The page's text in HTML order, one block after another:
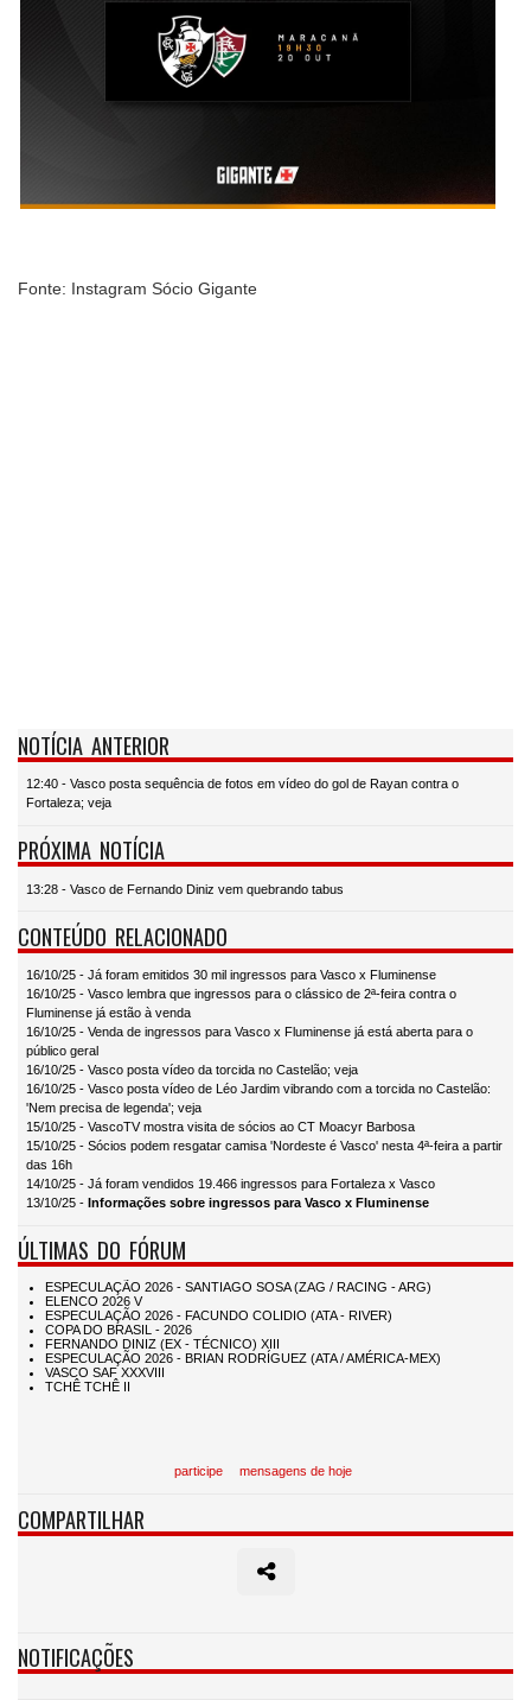
Fonte: Instagram Sócio Gigante
NOTÍCIA ANTERIOR
12:40 - Vasco posta sequência de fotos em vídeo do gol de Rayan contra o
Fortaleza; veja
PRÓXIMA NOTÍCIA
13:28 - Vasco de Fernando Diniz vem quebrando tabus
CONTEÚDO RELACIONADO
16/10/25 - Já foram emitidos 30 mil ingressos para Vasco x Fluminense
16/10/25 - Vasco lembra que ingressos para o clássico de 2ª-feira contra o
Fluminense já estão à venda
16/10/25 - Venda de ingressos para Vasco x Fluminense já está aberta para o
público geral
16/10/25 - Vasco posta vídeo da torcida no Castelão; veja
16/10/25 - Vasco posta vídeo de Léo Jardim vibrando com a torcida no Castelão:
'Nem precisa de legenda'; veja
15/10/25 - VascoTV mostra visita de sócios ao CT Moacyr Barbosa
15/10/25 - Sócios podem resgatar camisa 'Nordeste é Vasco' nesta 4ª-feira a partir
das 16h
14/10/25 - Já foram vendidos 19.466 ingressos para Fortaleza x Vasco
13/10/25 - Informações sobre ingressos para Vasco x Fluminense
ÚLTIMAS DO FÓRUM
participe mensagens de hoje
COMPARTILHAR
NOTIFICAÇÕES